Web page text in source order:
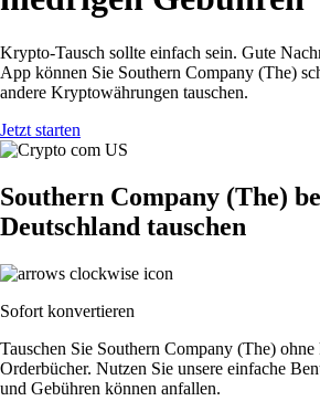
Krypto-Tausch sollte einfach sein. Gute
App können Sie Southern Company (The)
andere Kryptowährungen tauschen.
Jetzt starten
Southern Company (The)
Deutschland tauschen
Sofort konvertieren
Tauschen Sie Southern Company (The)
Orderbücher. Nutzen Sie unsere einfache
und Gebühren können anfallen.